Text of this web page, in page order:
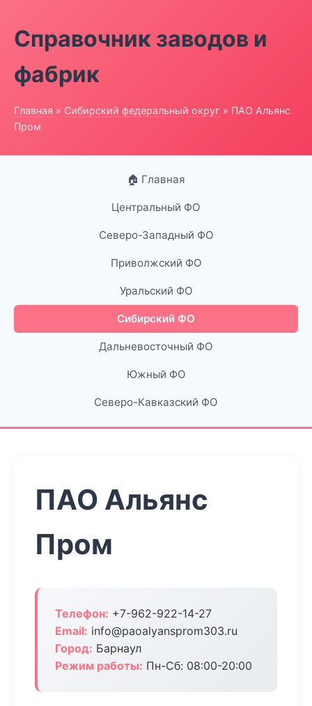
Справочник заводов и
фабрик
Главная » Сибирский федеральный округ » ПАО Альянс
Пром
🏠 Главная
Центральный ФО
Северо-Западный ФО
Приволжский ФО
Уральский ФО
Сибирский ФО
Дальневосточный ФО
Южный ФО
Северо-Кавказский ФО
ПАО Альянс
Пром
Телефон: +7-962-922-14-27
Email: info@paoalyansprom303.ru
Город: Барнаул
Режим работы: Пн-Сб: 08:00-20:00